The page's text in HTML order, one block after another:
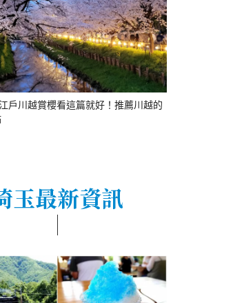
戶川越賞櫻看這篇就好！推薦川越的
玉最新資訊